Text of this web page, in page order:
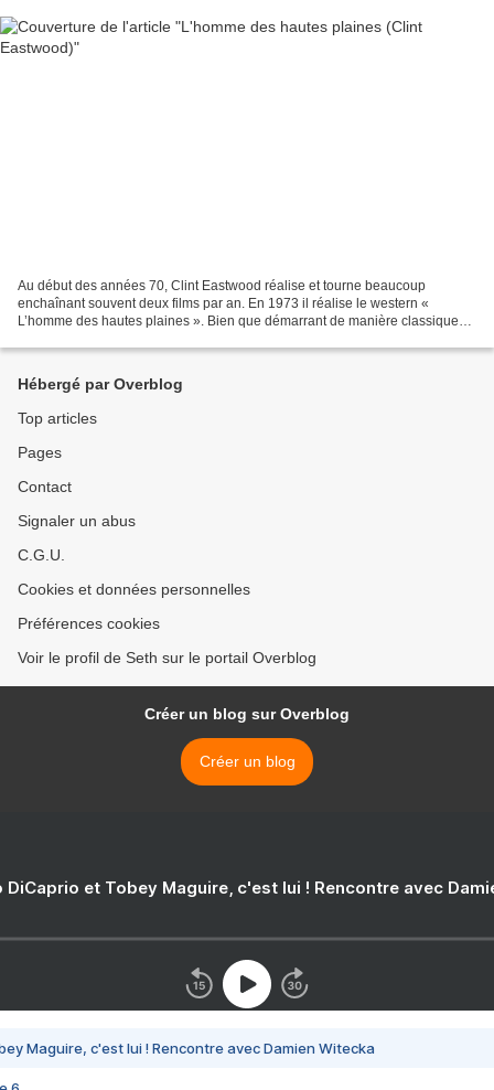
Au début des années 70, Clint Eastwood réalise et tourne beaucoup
enchaînant souvent deux films par an. En 1973 il réalise le western «
L’homme des hautes plaines ». Bien que démarrant de manière classique
Hébergé par Overblog
Top articles
Pages
Contact
Signaler un abus
C.G.U.
Cookies et données personnelles
Préférences cookies
Voir le profil de Seth sur le portail Overblog
Créer un blog sur Overblog
Créer un blog
DiCaprio et Tobey Maguire, c'est lui ! Rencontre avec
Maguire, c'est lui ! Rencontre avec Damien Witecka